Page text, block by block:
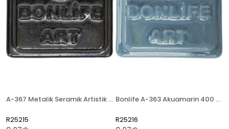
A-367 Metalik Seramik Artistik Sır
R25215
Bonlife A-363 Akuamarin 400 Gr Seramik Artistik Sır
R25216